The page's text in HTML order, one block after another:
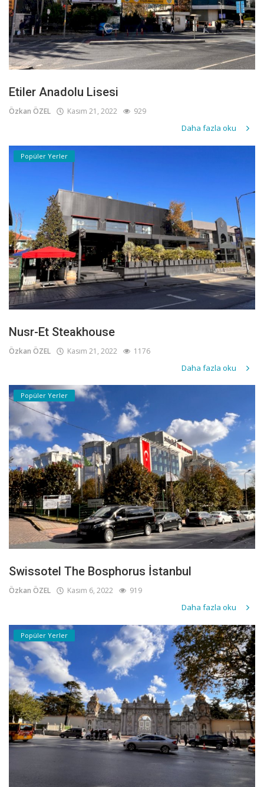
Etiler Anadolu Lisesi
Özkan ÖZEL Kasım 21, 2022 929
Daha fazla oku
Popüler Yerler
Nusr-Et Steakhouse
Özkan ÖZEL Kasım 21, 2022 1176
Daha fazla oku
Popüler Yerler
Swissotel The Bosphorus İstanbul
Özkan ÖZEL Kasım 6, 2022 919
Daha fazla oku
Popüler Yerler